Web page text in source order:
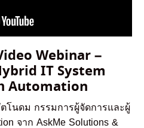
Webinar –
IT System
Automation
นดม กรรมการผู้จัดการและผู้
จาก AskMe Solutions &